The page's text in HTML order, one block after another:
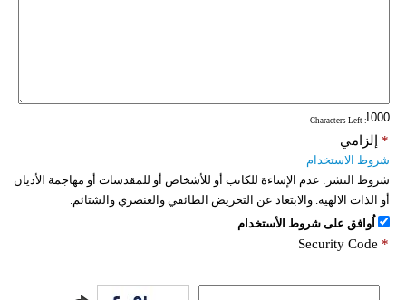
: Characters Left
إلزامي *
شروط الاستخدام
شروط النشر: عدم الإساءة للكاتب أو للأشخاص أو للمقدسات أو مهاجمة الأديان
أو الذات الالهية. والابتعاد عن التحريض الطائفي والعنصري والشتائم.
اُوافق على شروط الأستخدام
Security Code *